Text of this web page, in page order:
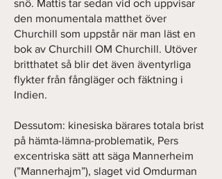
snö. Mattis tar sedan vid och uppvisar
den monumentala matthet över
Churchill som uppstår när man läst en
bok av Churchill OM Churchill. Utöver
britthatet så blir det även äventyrliga
flykter från fångläger och fäktning i
Indien.
Dessutom: kinesiska bärares totala brist
på hämta-lämna-problematik, Pers
excentriska sätt att säga Mannerheim
(”Mannerhajm”), slaget vid Omdurman